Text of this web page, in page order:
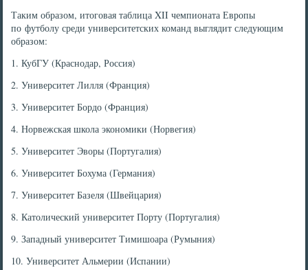
Таким образом, итоговая таблица XII чемпионата Европы
по футболу среди университетских команд выглядит следующим
образом:
1. КубГУ (Краснодар, Россия)
2. Университет Лилля (Франция)
3. Университет Бордо (Франция)
4. Норвежская школа экономики (Норвегия)
5. Университет Эворы (Португалия)
6. Университет Бохума (Германия)
7. Университет Базеля (Швейцария)
8. Католический университет Порту (Португалия)
9. Западный университет Тимишоара (Румыния)
10. Университет Альмерии (Испании)